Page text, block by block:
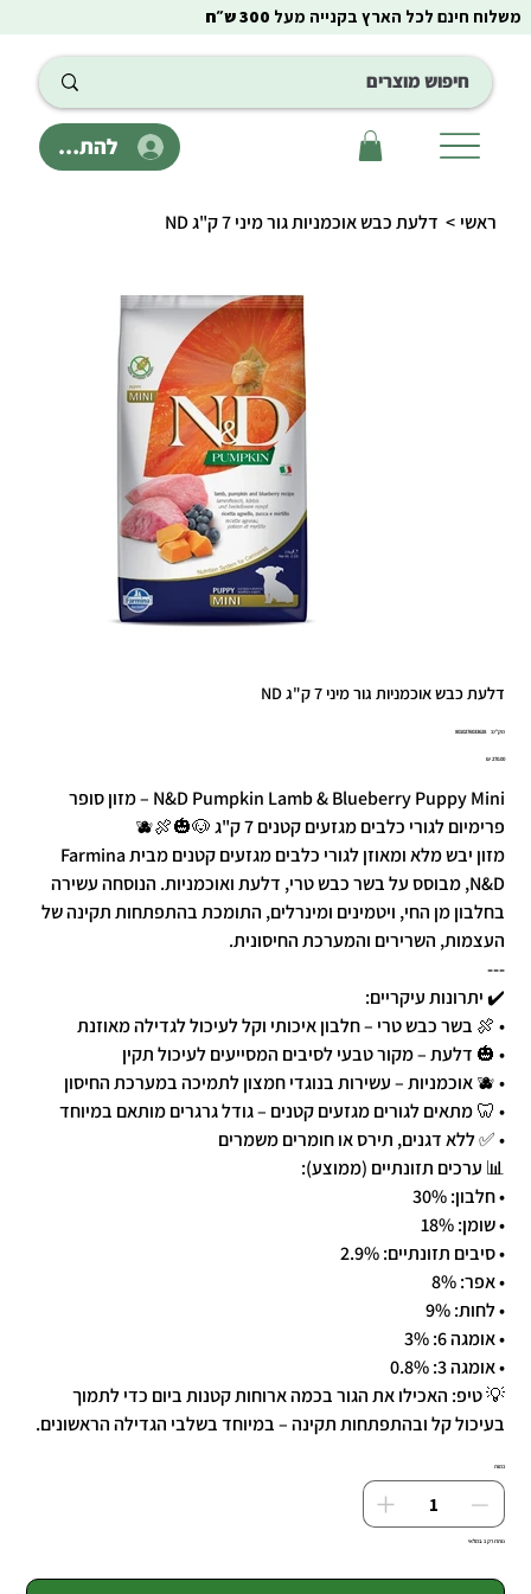
להתחבר
משלוח חינם לכל הארץ בקנייה מעל 300 ש״ח
ראשי > דלעת כבש אוכמניות גור מיני 7 ק"ג ND
דלעת כבש אוכמניות גור מיני 7 ק"ג ND
מק"ט:
מק"ט
8010276033628
מחיר‏270.00 ‏₪
N&D Pumpkin Lamb & Blueberry Puppy Mini – מזון סופר
פרימיום לגורי כלבים מגזעים קטנים 7 ק"ג 🐶🎃🍖🫐
מזון יבש מלא ומאוזן לגורי כלבים מגזעים קטנים מבית Farmina
N&D, מבוסס על בשר כבש טרי, דלעת ואוכמניות. הנוסחה עשירה
בחלבון מן החי, ויטמינים ומינרלים, התומכת בהתפתחות תקינה של
העצמות, השרירים והמערכת החיסונית.
---
✔️ יתרונות עיקריים:
• 🍖 בשר כבש טרי – חלבון איכותי וקל לעיכול לגדילה מאוזנת
• 🎃 דלעת – מקור טבעי לסיבים המסייעים לעיכול תקין
• 🫐 אוכמניות – עשירות בנוגדי חמצון לתמיכה במערכת החיסון
• 🦷 מתאים לגורים מגזעים קטנים – גודל גרגרים מותאם במיוחד
• ✅ ללא דגנים, תירס או חומרים משמרים
📊 ערכים תזונתיים (ממוצע):
• חלבון: 30%
• שומן: 18%
• סיבים תזונתיים: 2.9%
• אפר: 8%
• לחות: 9%
• אומגה 6: 3%
• אומגה 3: 0.8%
💡 טיפ: האכילו את הגור בכמה ארוחות קטנות ביום כדי לתמוך
בעיכול קל ובהתפתחות תקינה – במיוחד בשלבי הגדילה הראשונים.
כמות
נותרו רק 1 במלאי